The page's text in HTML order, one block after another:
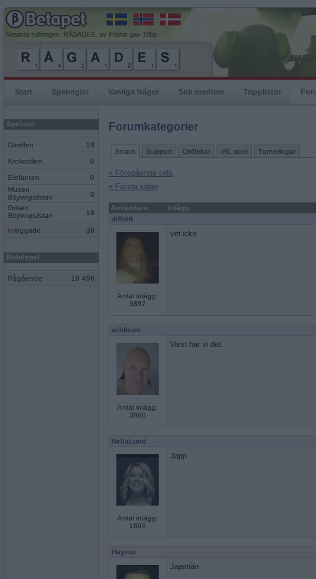
Senaste rullningen, RÅGADES, av Pötifar gav 106p
Start Spelregler Vanliga frågor Sök medlem Topplistor
Spelrum
Giraffen 19
Krokodilen 0
Elefanten
0
Musen
Böjningslistan
0
Grisen
Böjningslistan
19
Inloggade 38
Mobilspel
Pågående 18 496
Forumkategorier
Snack Support Ordlekar IRL-spel Turneringar
« Föregående sida
« Första sidan
Användare
Inlägg
diffdiff
Antal inlägg:
3887
vet icke
wildman
Antal inlägg:
3860
Visst har vi det.
NellaLund
Antal inlägg:
1696
Japp
Haymo
Jajamän